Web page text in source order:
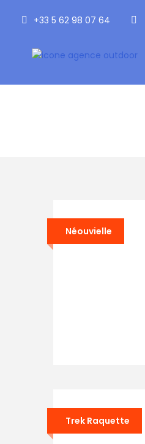
+33 5 62 98 07 64
Néouvielle
Trek Raquette